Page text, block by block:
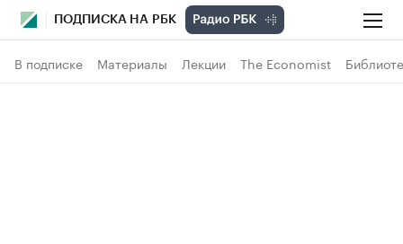
ПОДПИСКА НА РБК
В подписке Материалы Лекции The Economist